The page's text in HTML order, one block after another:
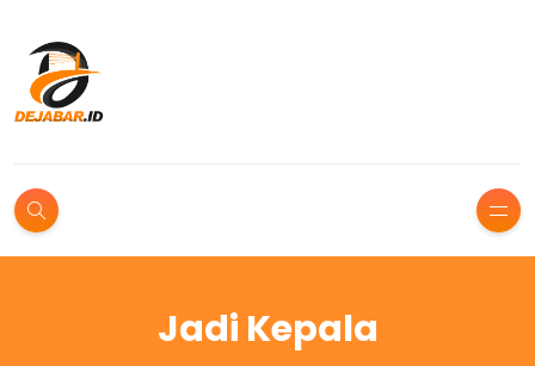
Jadi Kepala